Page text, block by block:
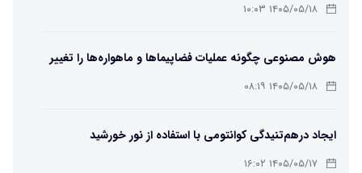
۱۴۰۵/۰۵/۱۸ ۱۰:۰۳
هوش مصنوعی چگونه عملیات فضاپیماها و ماهواره‌ها را تغییر
می‌دهد؟
۱۴۰۵/۰۵/۱۸ ۰۸:۱۹
ایجاد درهم‌تنیدگی کوانتومی با استفاده از نور خورشید
۱۴۰۵/۰۵/۱۷ ۱۶:۰۲